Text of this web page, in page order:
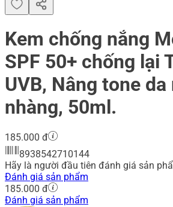
Kem chống nắng
SPF 50+ chống lại
UVB, Nâng tone da
nhàng, 50ml.
185.000 đ
8938542710144
Hãy là người đầu tiên đánh giá sản
Đánh giá sản phẩm
185.000 đ
Đánh giá sản phẩm